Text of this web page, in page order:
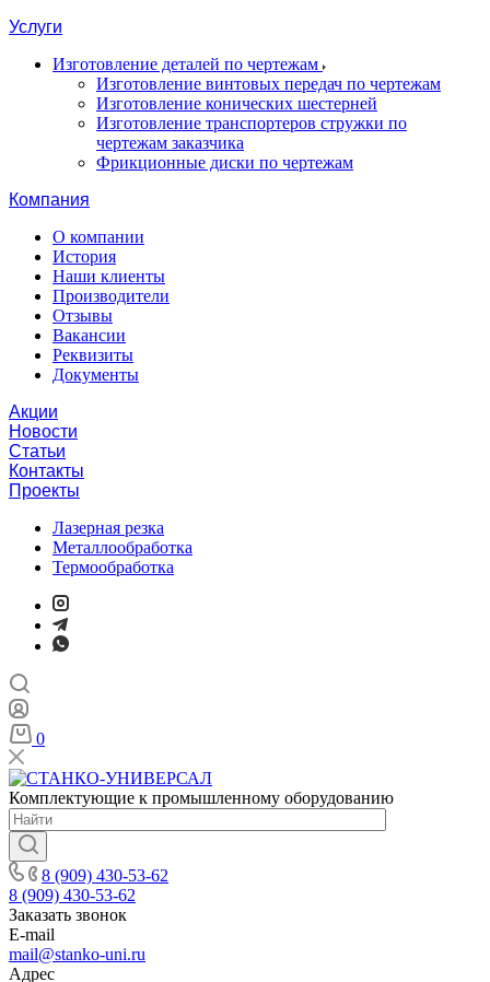
Услуги
Изготовление деталей по чертежам
Изготовление винтовых передач по чертежам
Изготовление конических шестерней
Изготовление транспортеров стружки по
чертежам заказчика
Фрикционные диски по чертежам
Компания
О компании
История
Наши клиенты
Производители
Отзывы
Вакансии
Реквизиты
Документы
Акции
Новости
Статьи
Контакты
Проекты
Лазерная резка
Металлообработка
Термообработка
0
Комплектующие к промышленному оборудованию
8 (909) 430-53-62
8 (909) 430-53-62
Заказать звонок
E-mail
mail@stanko-uni.ru
Адрес